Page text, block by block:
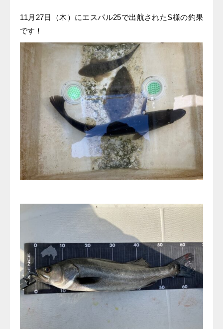
11月27日（木）にエスパル25で出航されたS様の釣果
です！